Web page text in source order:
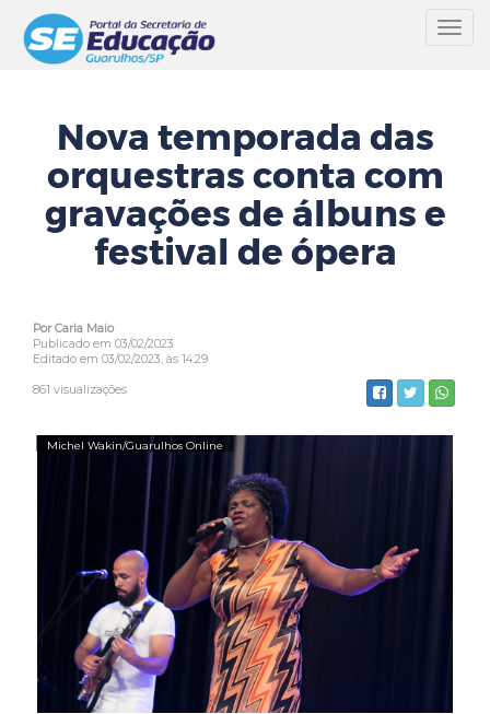
Nova temporada das
orquestras conta com
gravações de álbuns e
festival de ópera
Por Carla Maio
Publicado em 03/02/2023
Editado em 03/02/2023, às 14:29
861 visualizações